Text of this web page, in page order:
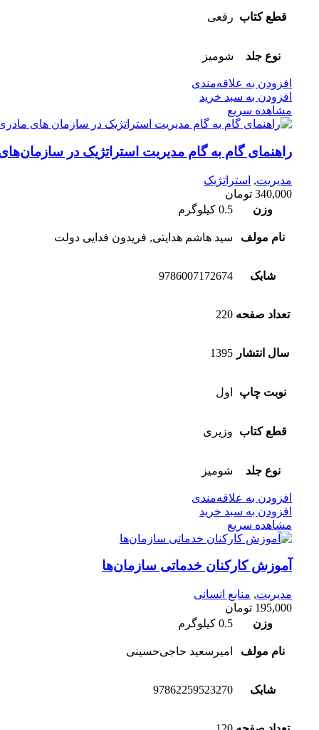
قطع کتاب رقعی
نوع جلد شومیز
افزودن به علاقه‌مندی
افزودن به سبد خرید
مشاهده سریع
راهنمای گام به گام مدیریت استراتژیک در
مدیریت, استراتژیک
340,000 تومان
وزن
0.5 کیلوگرم
نام مولف سید هاشم هدایتی, فریدون فدایی دولت
شابک 9786007172674
تعداد صفحه 220
سال انتشار 1395
نوبت چاپ اول
قطع کتاب وزیری
نوع جلد شومیز
افزودن به علاقه‌مندی
افزودن به سبد خرید
مشاهده سریع
آموزش کارکنان خدماتی سازمان‌‌ها
مدیریت, منابع انسانی
195,000 تومان
وزن
0.5 کیلوگرم
نام مولف امیرسعید حاجی‌حسینی
شابک 97862259523270